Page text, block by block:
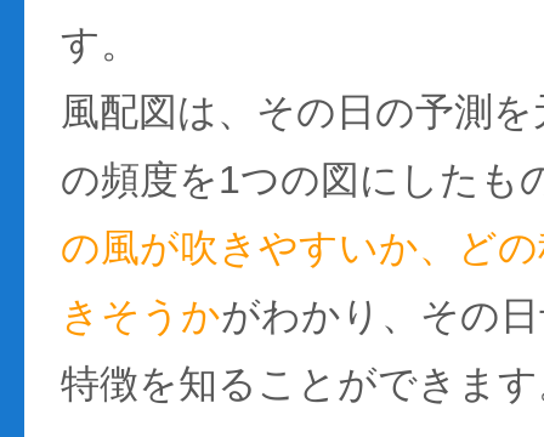
す。
風配図は、その日の予測
の頻度を1つの図にしたも
の風が吹きやすいか、ど
きそうかがわかり、その
特徴を知ることができま